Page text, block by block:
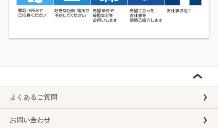
よくあるご質問
お問い合わせ